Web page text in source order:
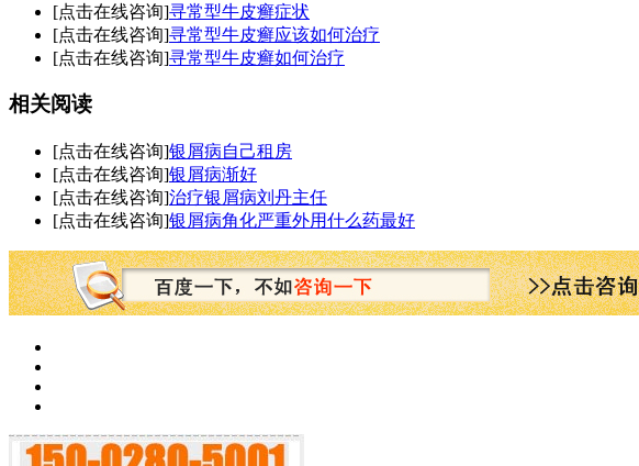
[点击在线咨询]寻常型牛皮癣症状
[点击在线咨询]寻常型牛皮癣应该如何治疗
[点击在线咨询]寻常型牛皮癣如何治疗
相关阅读
[点击在线咨询]银屑病自己租房
[点击在线咨询]银屑病渐好
[点击在线咨询]治疗银屑病刘丹主任
[点击在线咨询]银屑病角化严重外用什么药最好